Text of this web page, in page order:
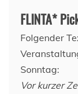
FLINTA*
Folgender
Sonntag:
Vor kurzer